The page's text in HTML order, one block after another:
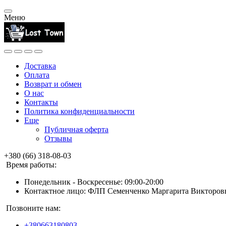
Меню
Доставка
Оплата
Возврат и обмен
О нас
Контакты
Политика конфиденциальности
Еще
Публичная оферта
Отзывы
+380 (66) 318-08-03
Время работы:
Понедельник - Воскресенье: 09:00-20:00
Контактное лицо: ФЛП Семенченко Маргарита
Позвоните нам: